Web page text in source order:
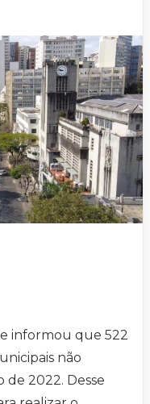
informou que 522
não
de 2022. Desse